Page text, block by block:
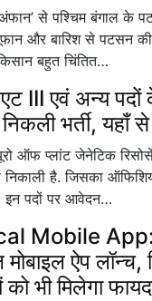
से पश्चिम बंगाल के
तूफान और बारिश से
बहुत चिंतित…
III एवं अन्य
भर्ती,
ऑफ प्लांट जेनेटिक
निकाली है. जिसका
इन पदों पर आवेदन…
Mobile App:
ऐप लॉन्च,
भी मिलेगा